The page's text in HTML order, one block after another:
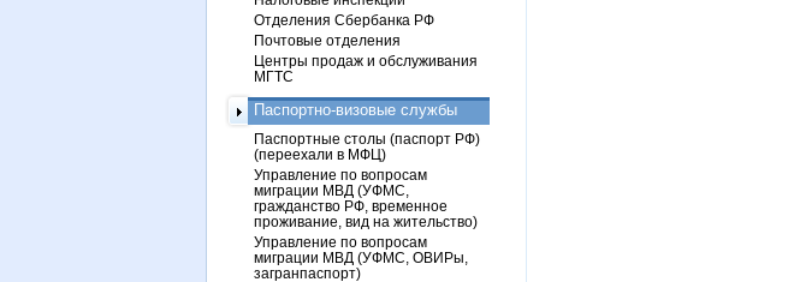
Отделения Сбербанка РФ
Почтовые отделения
Центры продаж и обслуживания
МГТС
Паспортно-визовые службы
Паспортные столы (паспорт РФ)
(переехали в МФЦ)
Управление по вопросам
миграции МВД (УФМС,
гражданство РФ, временное
проживание, вид на жительство)
Управление по вопросам
миграции МВД (УФМС, ОВИРы,
загранпаспорт)